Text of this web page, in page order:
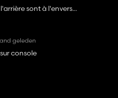
sont à l'envers...
geleden
console